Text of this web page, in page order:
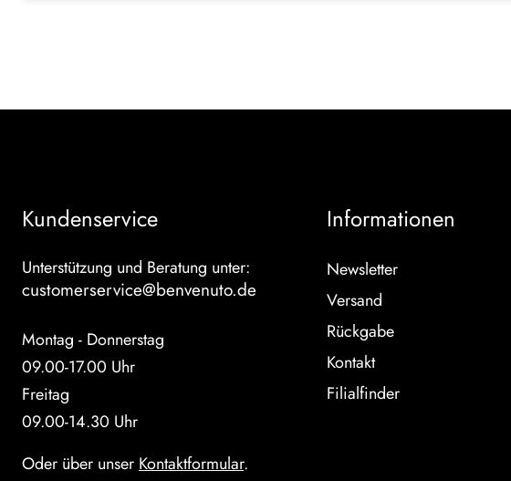
Kundenservice
Unterstützung und Beratung unter:
customerservice@benvenuto.de
Montag - Donnerstag
09.00-17.00 Uhr
Freitag
09.00-14.30 Uhr
Oder über unser Kontaktformular.
Informationen
Newsletter
Versand
Rückgabe
Kontakt
Filialfinder